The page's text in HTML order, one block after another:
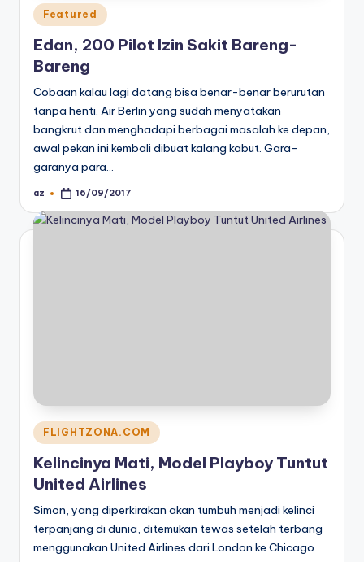
Posted
in
Featured
Edan, 200 Pilot Izin Sakit Bareng-
Bareng
Cobaan kalau lagi datang bisa benar-benar berurutan
tanpa henti. Air Berlin yang sudah menyatakan
bangkrut dan menghadapi berbagai masalah ke depan,
awal pekan ini kembali dibuat kalang kabut. Gara-
garanya para…
Posted
az 16/09/2017
Posted
in
FLIGHTZONA.COM
Kelincinya Mati, Model Playboy Tuntut
United Airlines
Simon, yang diperkirakan akan tumbuh menjadi kelinci
terpanjang di dunia, ditemukan tewas setelah terbang
menggunakan United Airlines dari London ke Chicago